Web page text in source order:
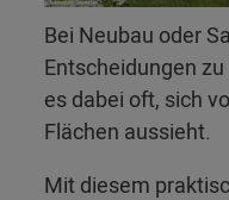
Bei Neubau oder
Entscheidungen
es dabei oft, sich
Flächen aussieht.
Mit diesem